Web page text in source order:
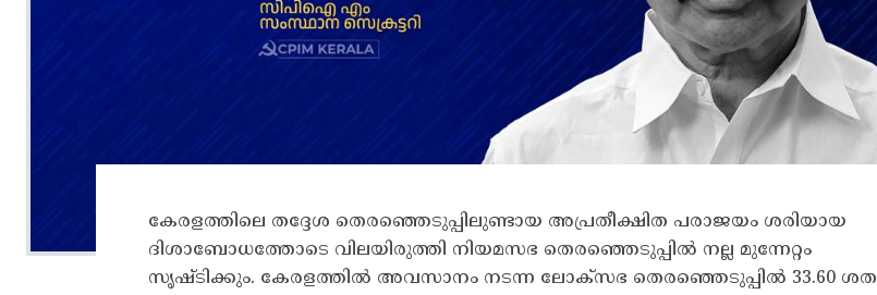
കേരളത്തിലെ തദ്ദേശ തെരഞ്ഞെടുപ്പിലുണ്ടായ അപ്രതീക്ഷിത പരാജയം ശരിയായ
ദിശാബോധത്തോടെ വിലയിരുത്തി നിയമസഭ തെരഞ്ഞെടുപ്പിൽ നല്ല മുന്നേറ്റം
സൃഷ്ടിക്കും. കേരളത്തിൽ അവസാനം നടന്ന ലോക്സഭ തെരഞ്ഞെടുപ്പിൽ 33.60 ശത